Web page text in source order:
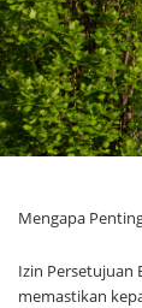
Mengapa
Izin Persetujuan
memastikan